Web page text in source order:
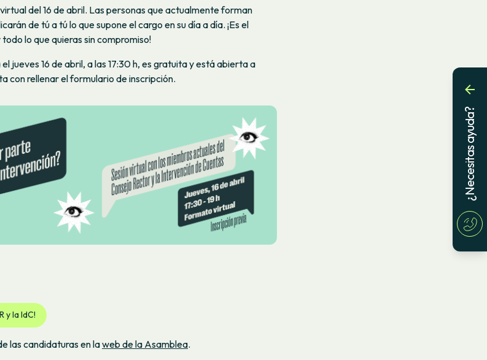
virtual del 16 de abril. Las personas que actualmente forman
de tú a tú lo que supone el cargo en su día a día. ¡Es el
lo que quieras sin compromiso!
jueves 16 de abril, a las 17:30 h, es gratuita y está abierta a
con rellenar el formulario de inscripción.
y la IdC!
las candidaturas en laweb de la Asamblea.
¿Necesitas ayuda?